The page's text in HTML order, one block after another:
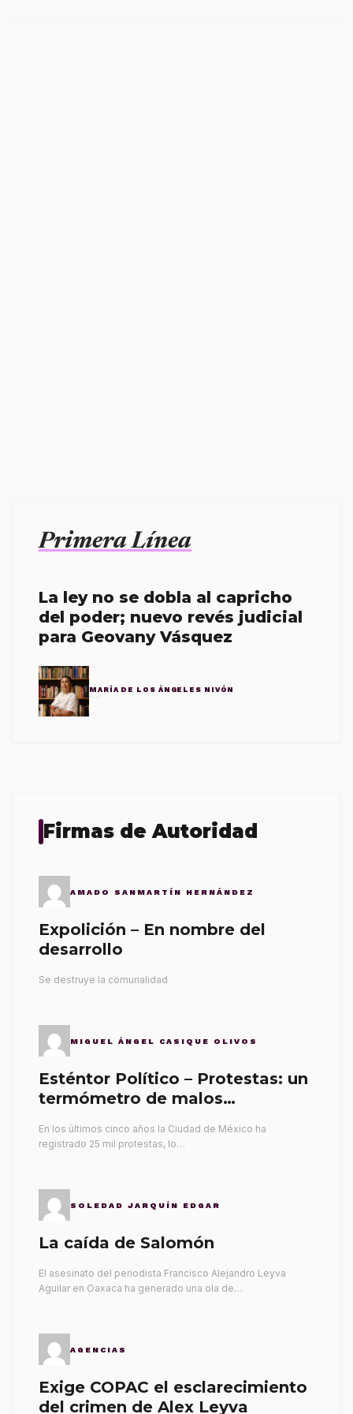
Primera Línea
La ley no se dobla al capricho
del poder; nuevo revés judicial
para Geovany Vásquez
MARÍA DE LOS ÁNGELES NIVÓN
Firmas de Autoridad
AMADO SANMARTÍN HERNÁNDEZ
Expolición – En nombre del
desarrollo
Se destruye la comunalidad
MIGUEL ÁNGEL CASIQUE OLIVOS
Esténtor Político – Protestas: un
termómetro de malos
En los últimos cinco años la Ciudad de México ha
registrado 25 mil protestas, lo…
SOLEDAD JARQUÍN EDGAR
La caída de Salomón
El asesinato del periodista Francisco Alejandro Leyva
Aguilar en Oaxaca ha generado una ola de…
AGENCIAS
Exige COPAC el esclarecimiento
del crimen de Alex Leyva